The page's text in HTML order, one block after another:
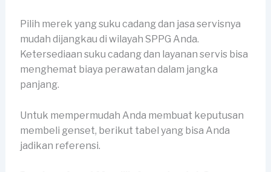
Pilih merek yang suku cadang dan jasa servisnya
mudah dijangkau di wilayah SPPG Anda.
Ketersediaan suku cadang dan layanan servis bisa
menghemat biaya perawatan dalam jangka
panjang.
Untuk mempermudah Anda membuat keputusan
membeli genset, berikut tabel yang bisa Anda
jadikan referensi.